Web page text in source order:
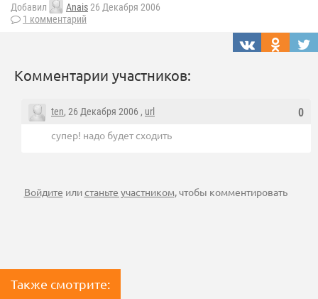
Добавил Anais26 Декабря 2006
1 комментарий
Комментарии участников:
0
ten, 26 Декабря 2006 , url
супер! надо будет сходить
Войдите илистаньте участником, чтобы комментировать
Также смотрите: